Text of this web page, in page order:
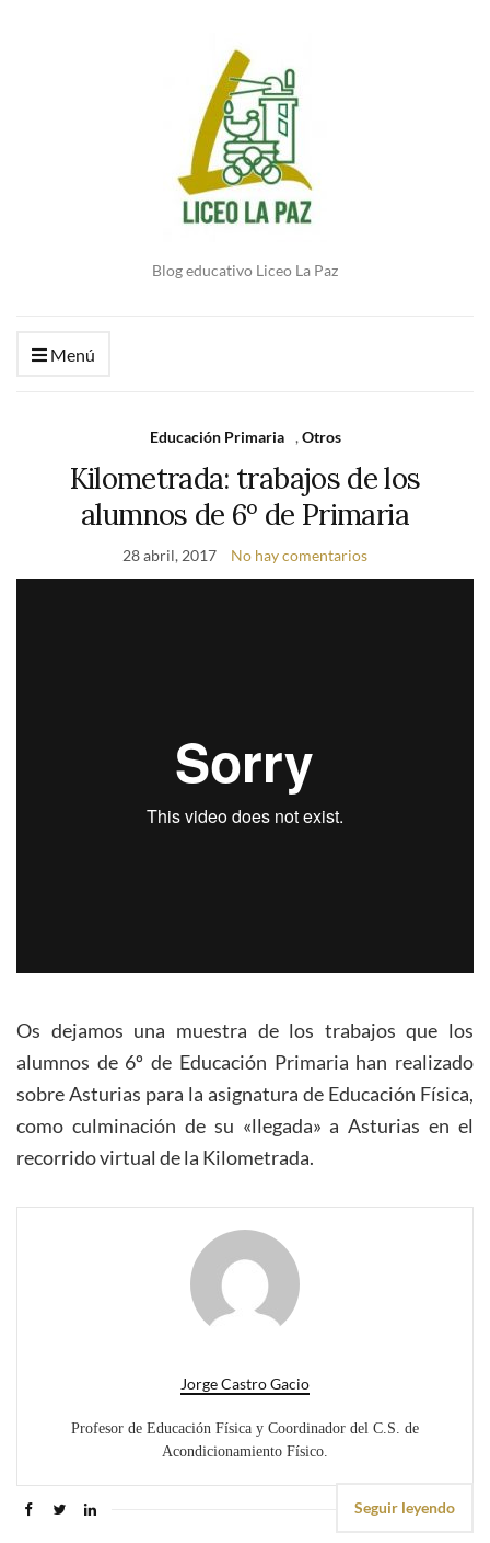
Blog educativo Liceo La Paz
Menú
Educación Primaria ,Otros
Kilometrada: trabajos de los
alumnos de 6º de Primaria
28 abril, 2017 No hay comentarios
Os dejamos una muestra de los trabajos que los
alumnos de 6º de Educación Primaria han realizado
sobre Asturias para la asignatura de Educación Física,
como culminación de su «llegada» a Asturias en el
recorrido virtual de la Kilometrada.
Jorge Castro Gacio
Profesor de Educación Física y Coordinador del C.S. de
Acondicionamiento Físico.
Seguir leyendo